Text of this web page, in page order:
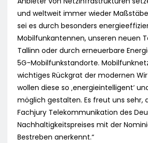
und weltweit immer wieder
sei es durch besonders
Mobilfunkantennen, unseren neuen
Tallinn oder durch erneuerbare
5G-Mobilfunkstandorte.
wichtiges Rückgrat der modernen
wollen diese so ‚energieintelligent‘
möglich gestalten. Es freut uns sehr,
Fachjury Telekommunikation des
Nachhaltigkeitspreises mit der
Bestreben anerkennt.“